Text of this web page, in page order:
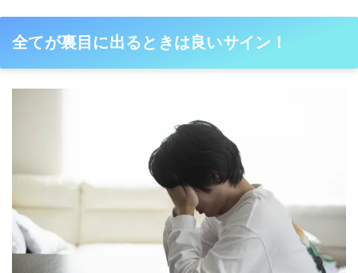
全てが裏目に出るときは良いサイン！